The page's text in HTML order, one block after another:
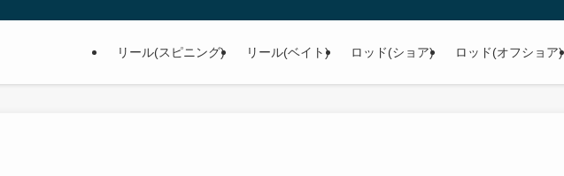
リール(スピニング) リール(ベイト) ロッド(ショア) ロッド(オフショア)